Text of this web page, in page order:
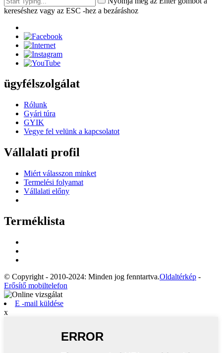
kereséshez vagy az ESC -hez a bezáráshoz
ügyfélszolgálat
Rólunk
Gyári túra
GYIK
Vegye fel velünk a kapcsolatot
Vállalati profil
Miért válasszon minket
Termelési folyamat
Vállalati előny
Terméklista
© Copyright - 2010-2024: Minden jog fenntartva.Oldaltérkép -
Erősítő mobiltelefon
E -mail küldése
x